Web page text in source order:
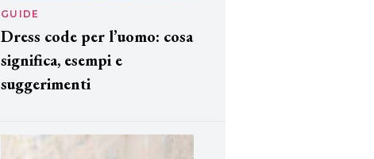
GUIDE
Dress code per l’uomo: cosa
significa, esempi e
suggerimenti